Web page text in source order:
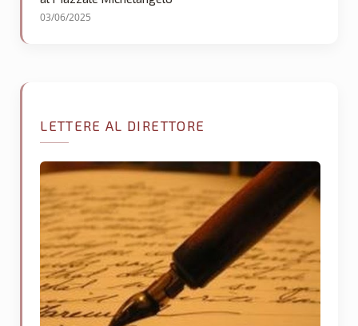
03/06/2025
LETTERE AL DIRETTORE